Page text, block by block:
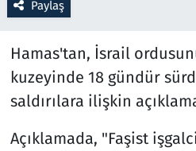
Paylaş
Hamas'tan, İsrail
kuzeyinde 18 gündür
saldırılara ilişkin
Açıklamada, "Faşist
Teknoloji ve Bilim
Televizyon